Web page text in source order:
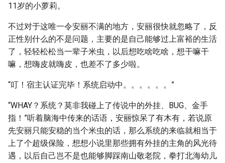
11岁的小萝莉。
不过对于这唯一令安丽不满的地方，安丽很快就忽略了，反
正性别什么的不是问题，主要的是自己能够过上富裕的生活
了，轻轻松松当一辈子米虫，以后想吃啥吃啥，想干嘛干
嘛，想嗨皮就嗨皮，也差不了多少啦。
“叮！宿主认证完毕！系统启动中。。。。。。”
“WHAY？系统？莫非我碰上了传说中的外挂、BUG、金手
指！”听着脑海中传来的话语，安丽惊呆了有木有，若说原
先安丽只能安稳的当个米虫的话，那么系统的来临就相当于
上了个超级保险，想想小说里那些拥有外挂的主角的风光待
遇，以后自己岂不是也能够脚踩南山敬老院，拳打北海幼儿